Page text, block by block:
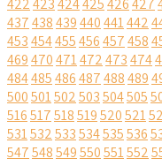
422423424425426427
437438439440441442
453454455456457458
469470471472473474
484485486487488489
500501502503504505
516517518519520521
531532533534535536
547548549550551552